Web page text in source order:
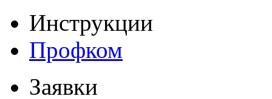
Инструкции
Профком
Заявки